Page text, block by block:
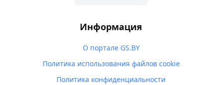
Информация
О портале GS.BY
Политика использования файлов cookie
Политика конфиденциальности